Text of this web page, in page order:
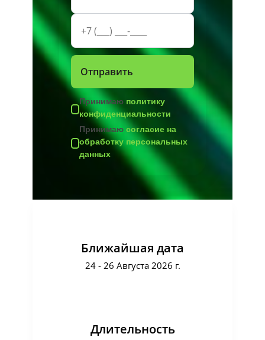
Принимаю политику
конфиденциальности
Принимаю согласие на
обработку персональных
данных
Ближайшая дата
24 - 26 Августа 2026 г.
Длительность